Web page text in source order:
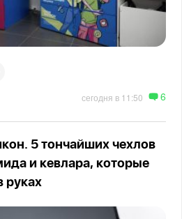
сегодня в 11:50 6
5 тончайших чехлов
и кевлара, которые
руках